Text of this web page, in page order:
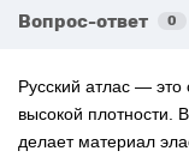
Вопрос-ответ 0
Русский атлас — это
высокой плотности.
делает материал